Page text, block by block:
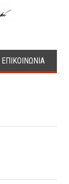
ΕΠΙΚΟΙΝΩΝΙΑ